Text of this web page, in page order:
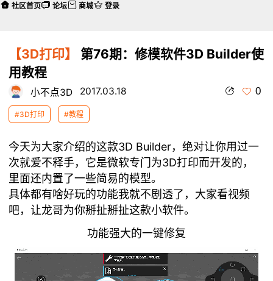
【3D打印】
第76期：修模软件3D Builder使
用教程
小不点3D 2017.03.18 0
#3D打印 #教程
今天为大家介绍的这款3D Builder，绝对让你用过一
次就爱不释手，它是微软专门为3D打印而开发的，
里面还内置了一些简易的模型。
具体都有啥好玩的功能我就不剧透了，大家看视频
吧，让龙哥为你掰扯掰扯这款小软件。
功能强大的一键修复
社区首页 论坛 商城 登录